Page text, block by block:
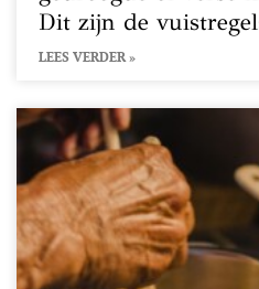
Dit zijn de
LEES VERDER »